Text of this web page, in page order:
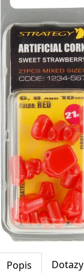
Popis
Dotazy